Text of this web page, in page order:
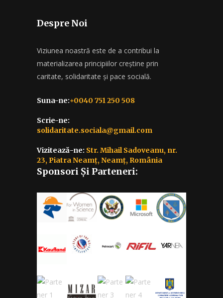
Despre Noi
Viziunea noastră este de a contribui la
materializarea principiilor creștine prin
caritate, solidaritate și pace socială.
Suna-ne:+0040 751 250 508
Scrie-ne:
solidaritate.sociala@gmail.com
Vizitează-ne: Str. Mihail Sadoveanu, nr.
23, Piatra Neamț, Neamț, România
Sponsori Și Parteneri: